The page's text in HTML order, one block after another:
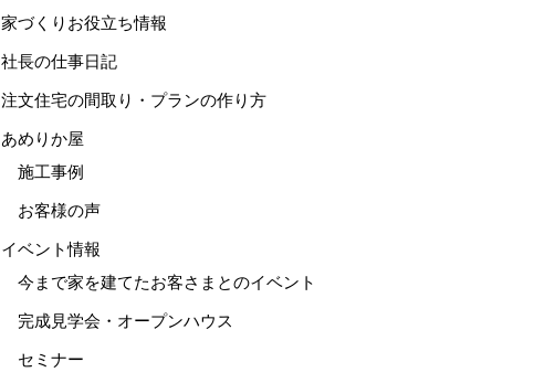
家づくりお役立ち情報
社長の仕事日記
注文住宅の間取り・プランの作り方
あめりか屋
施工事例
お客様の声
イベント情報
今まで家を建てたお客さまとのイベント
完成見学会・オープンハウス
セミナー